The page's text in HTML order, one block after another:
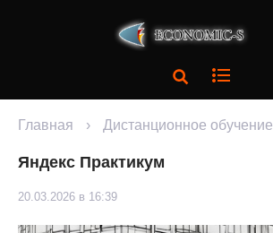
Главная › Дистанционное обучение
Яндекс Практикум
20.03.2026 в 16:39